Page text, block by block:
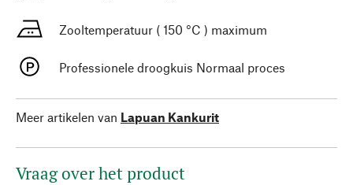
Zooltemperatuur ( 150 °C ) maximum
Professionele droogkuis Normaal proces
Meer artikelen van Lapuan Kankurit
Vraag over het product